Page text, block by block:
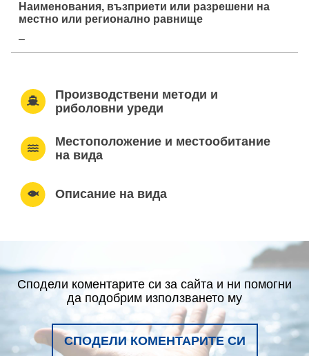
–
Производствени методи и
риболовни уреди
Местоположение и местообитание
на вида
Описание на вида
Сподели коментарите си за сайта и ни помогни
да подобрим използването му
СПОДЕЛИ КОМЕНТАРИТЕ СИ